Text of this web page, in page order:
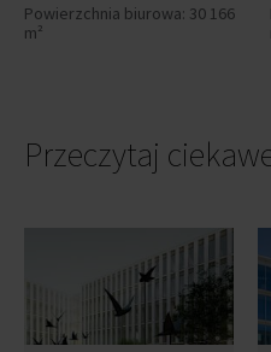
Powierzchnia biurowa: 30 166
m²
Przeczytaj